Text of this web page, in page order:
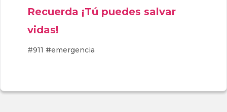
Recuerda ¡Tú puedes salvar
vidas!
#911 #emergencia